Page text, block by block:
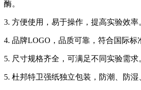
酶。
3. 方便使用，易于操作，提高实验效率
4. 品牌LOGO，品质可靠，符合国际标
5. 尺寸规格齐全，可满足不同实验需求
5. 杜邦特卫强纸独立包装，防潮、防湿